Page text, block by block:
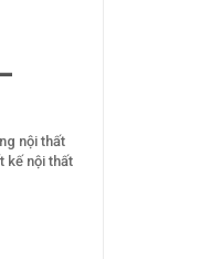
nội thất
kế nội thất